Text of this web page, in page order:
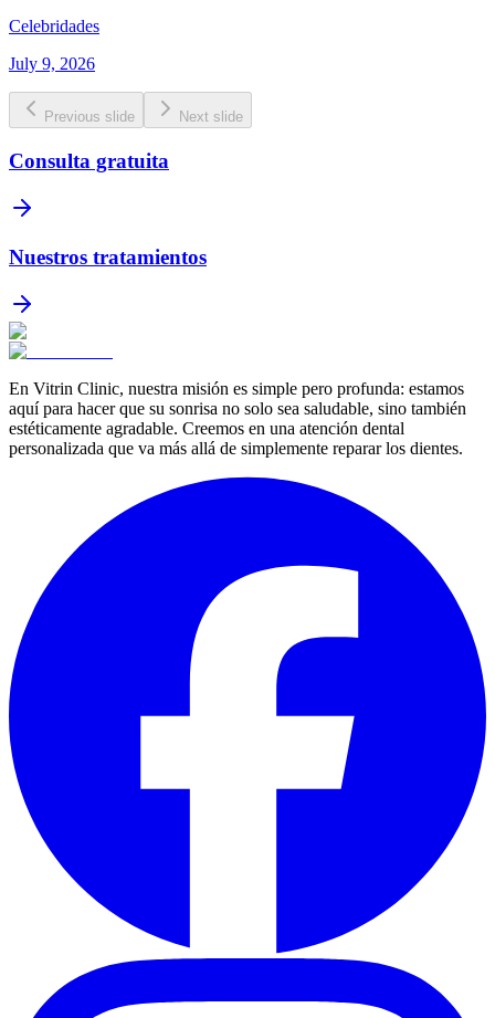
Celebridades
July 9, 2026
Previous slide Next slide
Consulta gratuita
Nuestros tratamientos
En Vitrin Clinic, nuestra misión es simple pero profunda: estamos
aquí para hacer que su sonrisa no solo sea saludable, sino también
estéticamente agradable. Creemos en una atención dental
personalizada que va más allá de simplemente reparar los dientes.